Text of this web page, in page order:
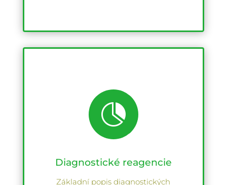

Diagnostické reagencie
Základní popis diagnostických